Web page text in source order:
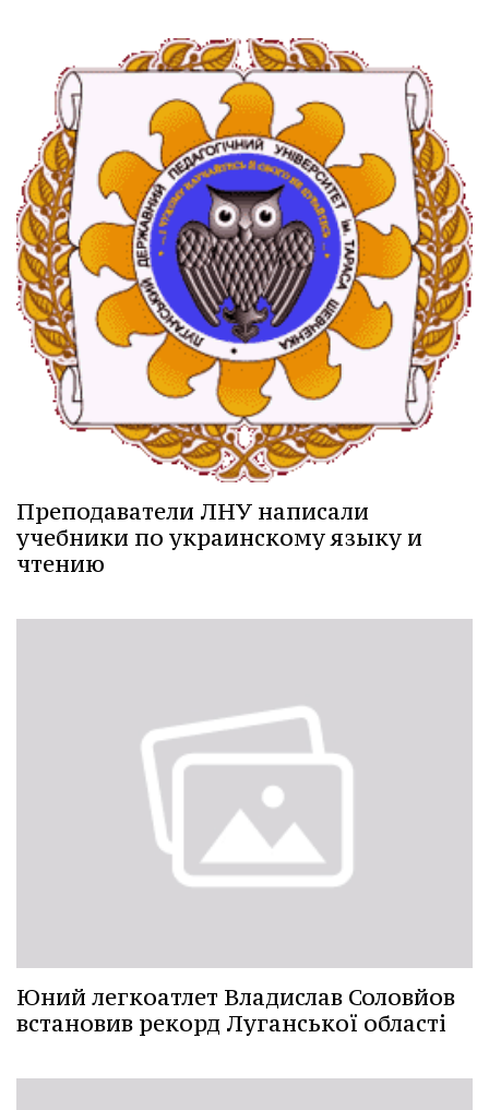
Преподаватели ЛНУ написали
учебники по украинскому языку и
чтению
Юний легкоатлет Владислав Соловйов
встановив рекорд Луганської області